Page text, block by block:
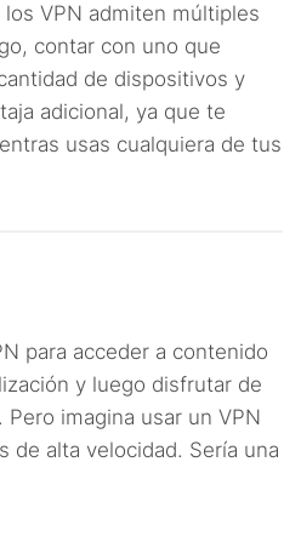
VPN admiten múltiples
contar con uno que
de dispositivos y
adicional, ya que te
usas cualquiera de tus
para acceder a contenido
y luego disfrutar de
imagina usar un VPN
de alta velocidad. Sería una